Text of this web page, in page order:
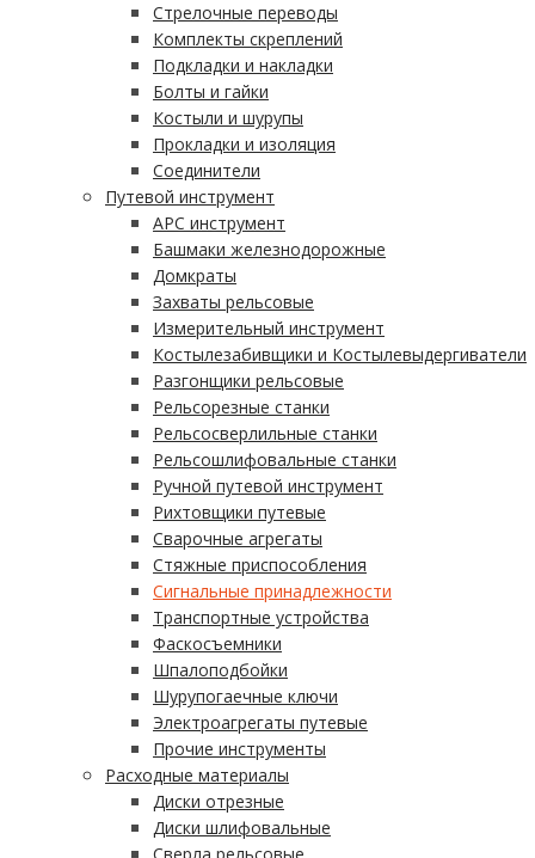
Стрелочные переводы
Комплекты скреплений
Подкладки и накладки
Болты и гайки
Костыли и шурупы
Прокладки и изоляция
Соединители
Путевой инструмент
АРС инструмент
Башмаки железнодорожные
Домкраты
Захваты рельсовые
Измерительный инструмент
Костылезабивщики и Костылевыдергиватели
Разгонщики рельсовые
Рельсорезные станки
Рельсосверлильные станки
Рельсошлифовальные станки
Ручной путевой инструмент
Рихтовщики путевые
Сварочные агрегаты
Стяжные приспособления
Сигнальные принадлежности
Транспортные устройства
Фаскосъемники
Шпалоподбойки
Шурупогаечные ключи
Электроагрегаты путевые
Прочие инструменты
Расходные материалы
Диски отрезные
Диски шлифовальные